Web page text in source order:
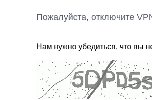
Пожалуйста, отключите
Нам нужно убедиться, что вы